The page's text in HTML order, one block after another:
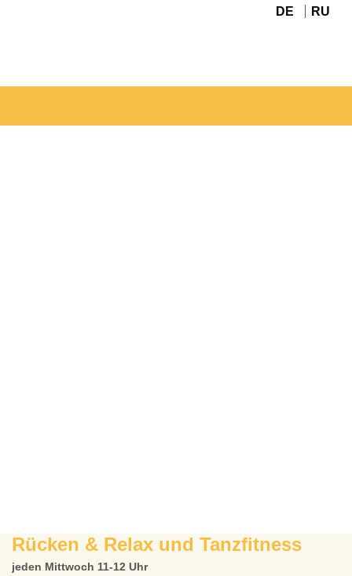
DE RU
Rücken & Relax und Tanzfitness
jeden Mittwoch 11-12 Uhr